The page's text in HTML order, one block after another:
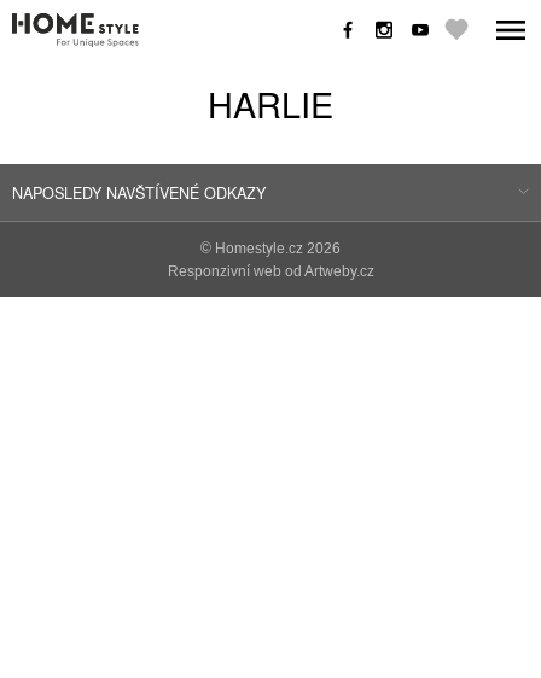
HARLIE
NAPOSLEDY NAVŠTÍVENÉ ODKAZY
© Homestyle.cz 2026
Responzivní web od Artweby.cz